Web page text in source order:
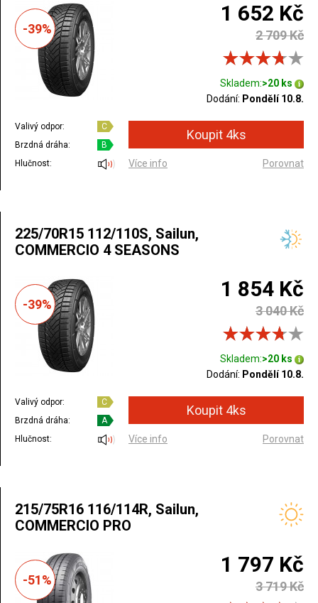
-39%
1 652 Kč
2 709 Kč
Skladem:>20 ks
Dodání: Pondělí 10.8.
Valivý odpor:
C
Brzdná dráha:
B
Hlučnost:
Více info Porovnat
225/70R15 112/110S, Sailun,
COMMERCIO 4 SEASONS
-39%
1 854 Kč
3 040 Kč
Skladem:>20 ks
Dodání: Pondělí 10.8.
Valivý odpor:
C
Brzdná dráha:
A
Hlučnost:
Více info Porovnat
215/75R16 116/114R, Sailun,
COMMERCIO PRO
-51%
1 797 Kč
3 719 Kč